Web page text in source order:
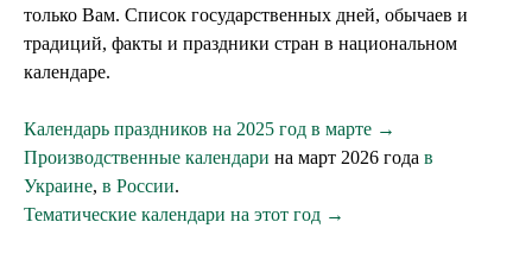
только Вам. Список государственных дней, обычаев и
традиций, факты и праздники стран в национальном
календаре.
Календарь праздников на 2025 год в марте →
Производственные календари на март 2026 года в
Украине, в России.
Тематические календари на этот год →